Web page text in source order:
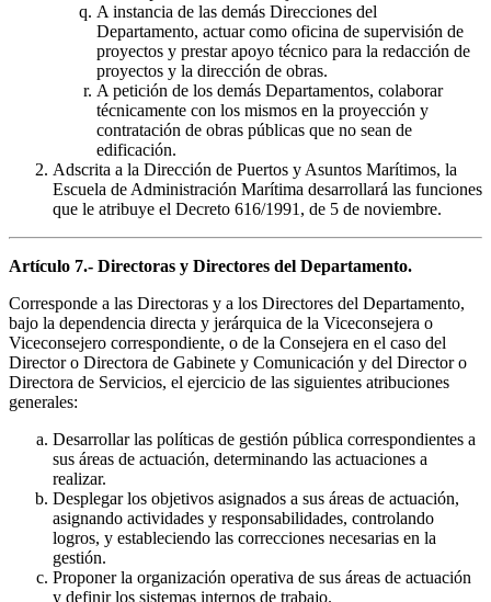
A instancia de las demás Direcciones del
Departamento, actuar como oficina de supervisión de
proyectos y prestar apoyo técnico para la redacción de
proyectos y la dirección de obras.
A petición de los demás Departamentos, colaborar
técnicamente con los mismos en la proyección y
contratación de obras públicas que no sean de
edificación.
Adscrita a la Dirección de Puertos y Asuntos Marítimos, la
Escuela de Administración Marítima desarrollará las funciones
que le atribuye el Decreto 616/1991, de 5 de noviembre.
Artículo 7.- Directoras y Directores del Departamento.
Corresponde a las Directoras y a los Directores del Departamento,
bajo la dependencia directa y jerárquica de la Viceconsejera o
Viceconsejero correspondiente, o de la Consejera en el caso del
Director o Directora de Gabinete y Comunicación y del Director o
Directora de Servicios, el ejercicio de las siguientes atribuciones
generales:
Desarrollar las políticas de gestión pública correspondientes a
sus áreas de actuación, determinando las actuaciones a
realizar.
Desplegar los objetivos asignados a sus áreas de actuación,
asignando actividades y responsabilidades, controlando
logros, y estableciendo las correcciones necesarias en la
gestión.
Proponer la organización operativa de sus áreas de actuación
y definir los sistemas internos de trabajo.